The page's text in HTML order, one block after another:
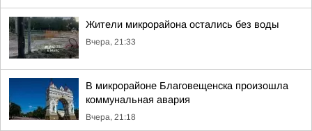
Жители микрорайона остались без воды
Вчера, 21:33
В микрорайоне Благовещенска произошла
коммунальная авария
Вчера, 21:18